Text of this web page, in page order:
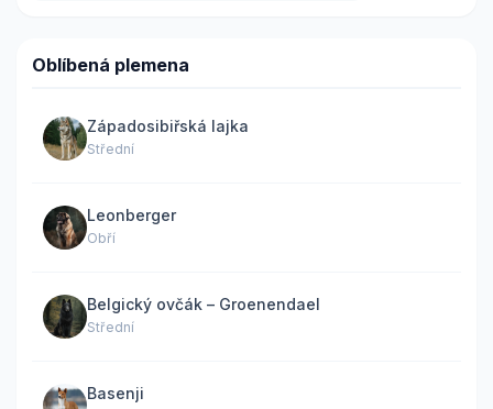
Oblíbená plemena
Západosibiřská lajka
Střední
Leonberger
Obří
Belgický ovčák – Groenendael
Střední
Basenji